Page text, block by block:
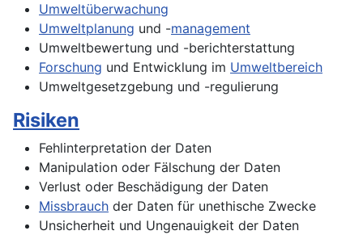
Umweltüberwachung
Umweltplanung und -management
Umweltbewertung und -berichterstattung
Forschung und Entwicklung im Umweltbereich
Umweltgesetzgebung und -regulierung
Risiken
Fehlinterpretation der Daten
Manipulation oder Fälschung der Daten
Verlust oder Beschädigung der Daten
Missbrauch der Daten für unethische Zwecke
Unsicherheit und Ungenauigkeit der Daten